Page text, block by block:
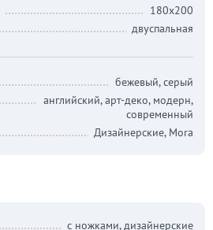
180х200
двуспальная
бежевый, серый
английский, арт-деко, модерн,
современный
Дизайнерские, Mora
с ножками, дизайнерские